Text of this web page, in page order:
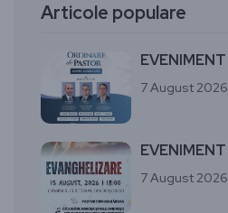
Articole populare
EVENIMENT
7 August 2026
EVENIMENT
7 August 2026